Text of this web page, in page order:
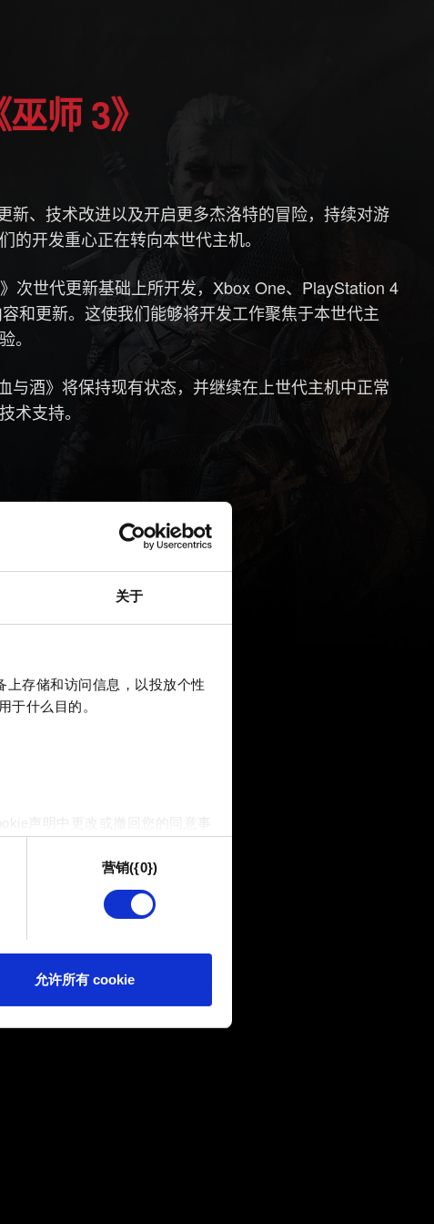
关于
存储和访问信息，以投放个性
于什么目的。
声明中更改或撤回您的同意事
技术和内容相关的反馈，以便
，我们偶尔也可能与我们的合作
的偏好。一旦您了解了其中的
营销({0})
允许所有 cookie
师 3》
新、技术改进以及开启更多杰洛特的冒险，持续对游
的开发重心正在转向本世代主机。
次世代更新基础上所开发，Xbox One、PlayStation 4
和更新。这使我们能够将开发工作聚焦于本世代主
。
与酒》将保持现有状态，并继续在上世代主机中正常
术支持。